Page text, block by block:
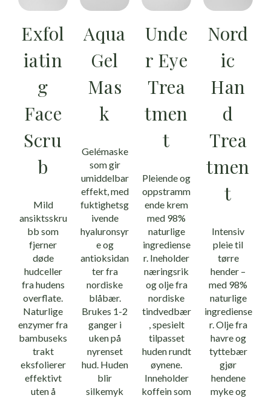
Exfol
iatin
g
Face
Scru
b
Mild
ansiktsskru
bb som
fjerner
døde
hudceller
fra hudens
overflate.
Naturlige
enzymer fra
bambuseks
trakt
eksfolierer
effektivt
uten å
Aqua
Gel
Mas
k
Gelémaske
som gir
umiddelbar
effekt, med
fuktighetsg
ivende
hyaluronsyr
e og
antioksidan
ter fra
nordiske
blåbær.
Brukes 1-2
ganger i
uken på
nyrenset
hud. Huden
blir
silkemyk
Unde
r Eye
Trea
tmen
t
Pleiende og
oppstramm
ende krem
med 98%
naturlige
ingrediense
r. Ineholder
næringsrik
og olje fra
nordiske
tindvedbær
, spesielt
tilpasset
huden rundt
øynene.
Inneholder
koffein som
Nord
ic
Han
d
Trea
tmen
t
Intensiv
pleie til
tørre
hender –
med 98%
naturlige
ingrediense
r. Olje fra
havre og
tyttebær
gjør
hendene
myke og